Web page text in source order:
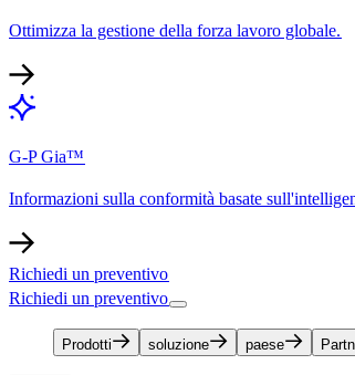
Ottimizza la gestione della forza lavoro globale.​​
G-P Gia™​​
Informazioni sulla conformità basate
Richiedi un preventivo​​
Richiedi un preventivo​​
Prodotti​​ soluzione​​ paese​​